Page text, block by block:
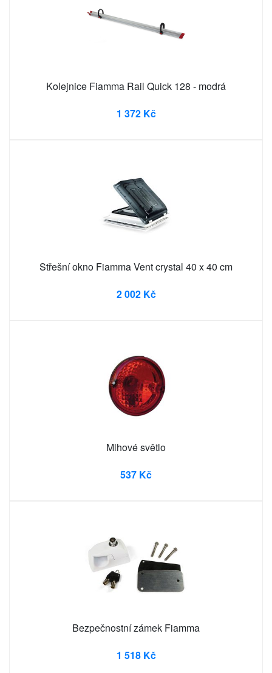
Kolejnice Fiamma Rail Quick 128 - modrá
1 372 Kč
Střešní okno Fiamma Vent crystal 40 x 40 cm
2 002 Kč
Mlhové světlo
537 Kč
Bezpečnostní zámek Fiamma
1 518 Kč